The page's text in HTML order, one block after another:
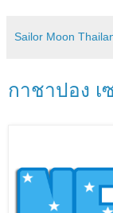
Sailor Moon
กาชาปอง เ